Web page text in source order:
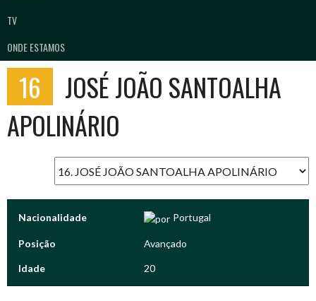
TV
ONDE ESTAMOS
16
JOSÉ JOÃO SANTOALHA
APOLINÁRIO
Nacionalidade Portugal
Posição Avançado
Idade 20